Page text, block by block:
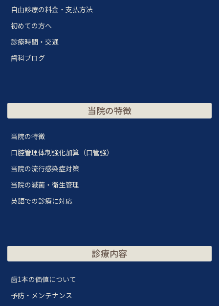
自由診療の料金・支払方法
初めての方へ
診療時間・交通
歯科ブログ
当院の特徴
当院の特徴
口腔管理体制強化加算（口管強）
当院の流行感染症対策
当院の滅菌・衛生管理
英語での診療に対応
診療内容
歯1本の価値について
予防・メンテナンス